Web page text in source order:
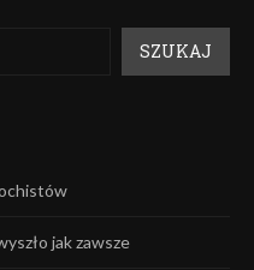
SZUKAJ
jak zawsze